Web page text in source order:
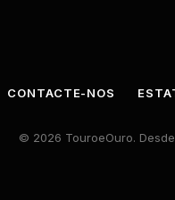
CONTACTE-NOS
© 2026 TouroeOuro.